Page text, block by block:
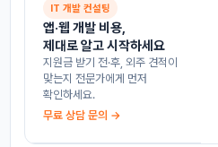
IT 개발 컨설팅
앱·웹 개발 비용,
제대로 알고 시작하세요
지원금 받기 전·후, 외주 견적이
맞는지 전문가에게 먼저
확인하세요.
무료 상담 문의 →